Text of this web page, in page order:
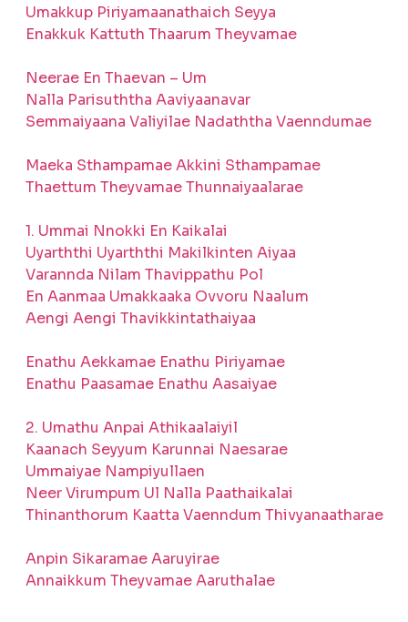
Umakkup Piriyamaanathaich Seyya
Enakkuk Kattuth Thaarum Theyvamae
Neerae En Thaevan – Um
Nalla Parisuththa Aaviyaanavar
Semmaiyaana Valiyilae Nadaththa Vaenndumae
Maeka Sthampamae Akkini Sthampamae
Thaettum Theyvamae Thunnaiyaalarae
1. Ummai Nnokki En Kaikalai
Uyarththi Uyarththi Makilkinten Aiyaa
Varannda Nilam Thavippathu Pol
En Aanmaa Umakkaaka Ovvoru Naalum
Aengi Aengi Thavikkintathaiyaa
Enathu Aekkamae Enathu Piriyamae
Enathu Paasamae Enathu Aasaiyae
2. Umathu Anpai Athikaalaiyil
Kaanach Seyyum Karunnai Naesarae
Ummaiyae Nampiyullaen
Neer Virumpum Ul Nalla Paathaikalai
Thinanthorum Kaatta Vaenndum Thivyanaatharae
Anpin Sikaramae Aaruyirae
Annaikkum Theyvamae Aaruthalae